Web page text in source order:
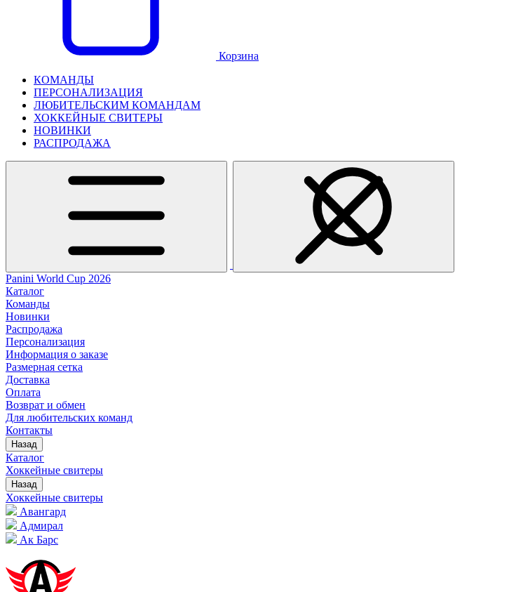
Корзина
КОМАНДЫ
ПЕРСОНАЛИЗАЦИЯ
ЛЮБИТЕЛЬСКИМ КОМАНДАМ
ХОККЕЙНЫЕ СВИТЕРЫ
НОВИНКИ
РАСПРОДАЖА
Panini World Cup 2026
Каталог
Команды
Новинки
Распродажа
Персонализация
Информация о заказе
Размерная сетка
Доставка
Оплата
Возврат и обмен
Для любительских команд
Контакты
Назад
Каталог
Хоккейные свитеры
Назад
Хоккейные свитеры
Авангард
Адмирал
Ак Барс